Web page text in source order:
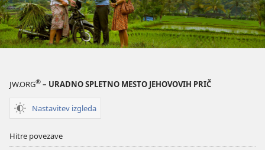
JW.ORG® – URADNO SPLETNO MESTO JEHOVOVIH PRIČ
Nastavitev izgleda
Hitre povezave